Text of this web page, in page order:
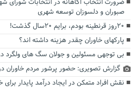
صبوران و دلسوزان توسعه شهری
۲۰روز قرنطینه بودم، برایم ۲۰سال گذشت!
پارکهای خاوران چقدر هزینه داشته اند؟
بی توجهی مسئولین و جولان سگ های ولگرد
گزارش تصویری: حضور پرشور مردم خاوران در
نقش افراد متمکن در ایجاد درآمد پایدار برای